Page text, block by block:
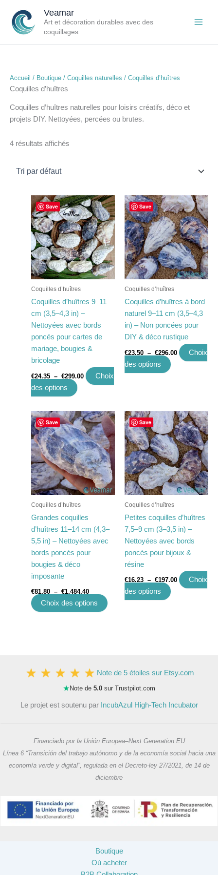
contenu
Veamar
Art et décoration durables avec des
coquillages
Accueil / Boutique / Coquilles naturelles / Coquilles d’huîtres
Coquilles d’huîtres
Coquilles d’huîtres naturelles pour loisirs créatifs, déco et
projets DIY. Nettoyées, percées ou brutes.
4 résultats affichés
Save
Coquilles d’huîtres
Coquilles d’huîtres 9–11
cm (3,5–4,3 in) –
Nettoyées avec bords
poncés pour cartes de
mariage, bougies &
bricolage
€24.35 – €299.00
Plage
de
prix :
€24.35
à
€299.00
Choix
des options
Ce
produit
a
plusieurs
variations.
Les
options
choisies
sur
la
page
du
Save
Coquilles d’huîtres
Coquilles d’huîtres à bord
naturel 9–11 cm (3,5–4,3
in) – Non poncées pour
DIY & déco rustique
€23.50 – €296.00
Plage
de
prix :
€23.50
à
€296.00
Choix
des options
Ce
produit
a
plusieurs
variations.
Les
options
choisies
sur
la
page
du
produit
Save
Coquilles d’huîtres
Grandes coquilles
d’huîtres 11–14 cm (4,3–
5,5 in) – Nettoyées avec
bords poncés pour
bougies & déco
imposante
€81.80 – €1,484.40
Plage
de
prix :
€81.80
à
€1,484.40
Choix des options
Ce
produit
a
plusieurs
variations.
Les
options
choisies
la
produit
Save
Coquilles d’huîtres
Petites coquilles d’huîtres
7,5–9 cm (3–3,5 in) –
Nettoyées avec bords
poncés pour bijoux &
résine
€16.23 – €197.00
Plage
de
prix :
€16.23
à
€197.00
Choix
des options
Ce
produit
a
plusieurs
variations.
Les
options
choisies
sur
la
page
produit
Note de 5 étoiles sur Etsy.com
★ Note de 5.0 sur Trustpilot.com
Le projet est soutenu par IncubAzul High-Tech Incubator
Financiado por la Unión Europea–Next Generation EU
Línea 6 “Transición del trabajo autónomo y de la economía social hacia una
economía verde y digital”, regulada en el Decreto-ley 27/2021, de 14 de
diciembre
Boutique
Où acheter